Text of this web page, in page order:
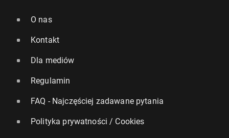
O nas
Kontakt
Dla mediów
Regulamin
FAQ - Najczęściej zadawane pytania
Polityka prywatności / Cookies